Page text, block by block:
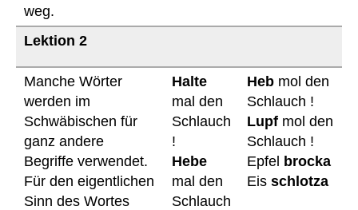
weg.
Lektion 2
Manche Wörter
werden im
Schwäbischen für
ganz andere
Begriffe verwendet.
Für den eigentlichen
Sinn des Wortes
Halte
mal den
Schlauch
!
Hebe
mal den
Schlauch
Heb mol den
Schlauch !
Lupf mol den
Schlauch !
Epfel brocka
Eis schlotza